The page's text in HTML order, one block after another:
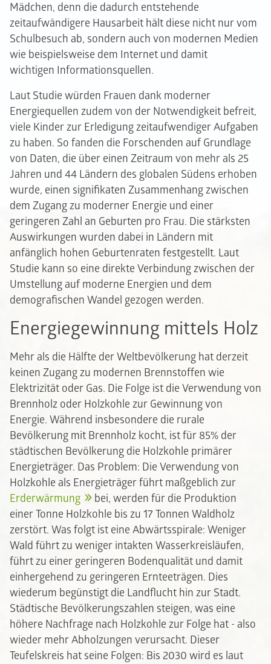
Mädchen, denn die dadurch entstehende
zeitaufwändigere Hausarbeit hält diese nicht nur vom
Schulbesuch ab, sondern auch von modernen Medien
wie beispielsweise dem Internet und damit
wichtigen Informationsquellen.
Laut Studie würden Frauen dank moderner
Energiequellen zudem von der Notwendigkeit befreit,
viele Kinder zur Erledigung zeitaufwendiger Aufgaben
zu haben. So fanden die Forschenden auf Grundlage
von Daten, die über einen Zeitraum von mehr als 25
Jahren und 44 Ländern des globalen Südens erhoben
wurde, einen signifikaten Zusammenhang zwischen
dem Zugang zu moderner Energie und einer
geringeren Zahl an Geburten pro Frau. Die stärksten
Auswirkungen wurden dabei in Ländern mit
anfänglich hohen Geburtenraten festgestellt. Laut
Studie kann so eine direkte Verbindung zwischen der
Umstellung auf moderne Energien und dem
demografischen Wandel gezogen werden.
Energiegewinnung mittels Holz
Mehr als die Hälfte der Weltbevölkerung hat derzeit
keinen Zugang zu modernen Brennstoffen wie
Elektrizität oder Gas. Die Folge ist die Verwendung von
Brennholz oder Holzkohle zur Gewinnung von
Energie. Während insbesondere die rurale
Bevölkerung mit Brennholz kocht, ist für 85% der
städtischen Bevölkerung die Holzkohle primärer
Energieträger. Das Problem: Die Verwendung von
Holzkohle als Energieträger führt maßgeblich zur
Erderwärmung
bei, werden für die Produktion
einer Tonne Holzkohle bis zu 17 Tonnen Waldholz
zerstört. Was folgt ist eine Abwärtsspirale: Weniger
Wald führt zu weniger intakten Wasserkreisläufen,
führt zu einer geringeren Bodenqualität und damit
einhergehend zu geringeren Ernteeträgen. Dies
wiederum begünstigt die Landflucht hin zur Stadt.
Städtische Bevölkerungszahlen steigen, was eine
höhere Nachfrage nach Holzkohle zur Folge hat - also
wieder mehr Abholzungen verursacht. Dieser
Teufelskreis hat seine Folgen: Bis 2030 wird es laut